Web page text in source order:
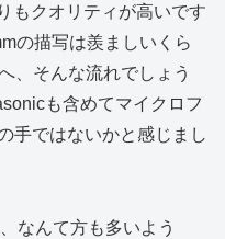
もクオリティが高いです
の描写は羨ましいくら
、そんな流れでしょう
も含めてマイクロフ
手ではないかと感じまし
なんて方も多いよう